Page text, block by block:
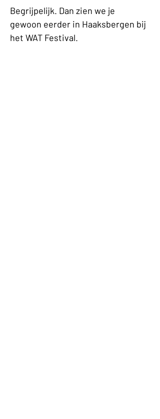
Begrijpelijk. Dan zien we je
gewoon eerder in Haaksbergen bij
het WAT Festival.